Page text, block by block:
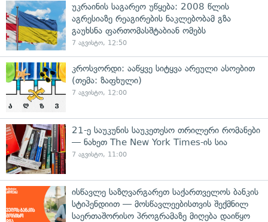
უკრაინის საგარეო უწყება: 2008 წლის
აგრესიაზე რეაგირების ნაკლებობამ გზა
გაუხსნა ფართომასშტაბიან ომებს
7 აგვისტო, 12:50
კროსვორდი: ააწყვე სიტყვა არეული ასოებით
(თემა: ზაფხული)
7 აგვისტო, 12:00
21-ე საუკუნის საუკეთესო თრილერი რომანები
— ნახეთ The New York Times-ის სია
7 აგვისტო, 11:00
ისწავლე საზღვარგარეთ საქართველოს ბანკის
სტიპენდიით — მოსწავლეებისთვის შექმნილ
საერთაშორისო პროგრამაზე მიღება დაიწყო